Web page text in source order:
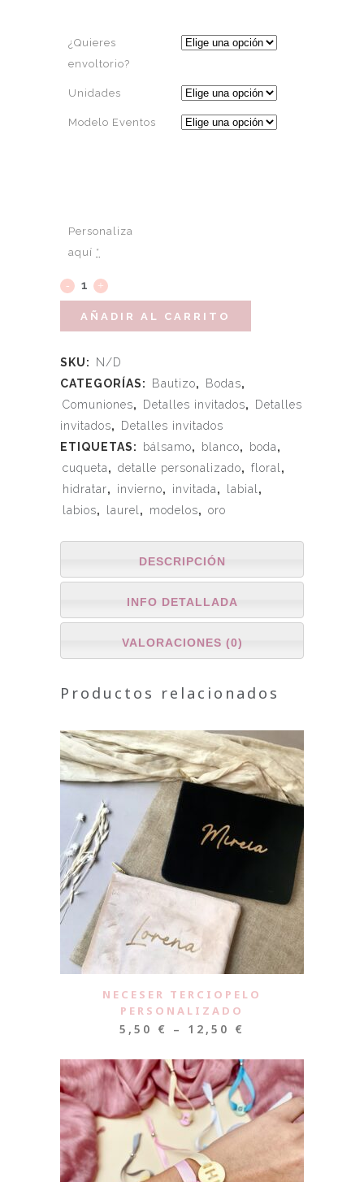
¿Quieres
envoltorio?
Unidades
Modelo Eventos
Personaliza
aquí *
AÑADIR AL CARRITO
SKU:
N/D
CATEGORÍAS:
Bautizo, Bodas,
Comuniones, Detalles invitados,
Detalles
invitados,
Detalles invitados
ETIQUETAS:
bálsamo, blanco, boda,
cuqueta, detalle personalizado, floral ,
hidratar, invierno, invitada, labial ,
labios, laurel , modelos, oro
DESCRIPCIÓN
INFO DETALLADA
VALORACIONES (0)
Productos relacionados
NECESER TERCIOPELO
PERSONALIZADO
5,50 € – 12,50 €